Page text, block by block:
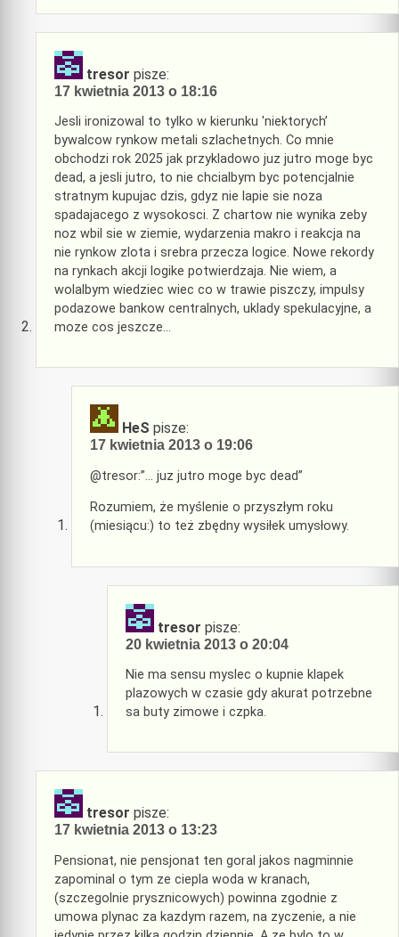
tresor pisze:
17 kwietnia 2013 o 18:16
Jesli ironizowal to tylko w kierunku 'niektorych’
bywalcow rynkow metali szlachetnych. Co mnie
obchodzi rok 2025 jak przykladowo juz jutro moge byc
dead, a jesli jutro, to nie chcialbym byc potencjalnie
stratnym kupujac dzis, gdyz nie lapie sie noza
spadajacego z wysokosci. Z chartow nie wynika zeby
noz wbil sie w ziemie, wydarzenia makro i reakcja na
nie rynkow zlota i srebra przecza logice. Nowe rekordy
na rynkach akcji logike potwierdzaja. Nie wiem, a
wolalbym wiedziec wiec co w trawie piszczy, impulsy
podazowe bankow centralnych, uklady spekulacyjne, a
moze cos jeszcze…
HeS pisze:
17 kwietnia 2013 o 19:06
@tresor:”… juz jutro moge byc dead”
Rozumiem, że myślenie o przyszłym roku
(miesiącu:) to też zbędny wysiłek umysłowy.
tresor pisze:
20 kwietnia 2013 o 20:04
Nie ma sensu myslec o kupnie klapek
plazowych w czasie gdy akurat potrzebne
sa buty zimowe i czpka.
tresor pisze:
17 kwietnia 2013 o 13:23
Pensionat, nie pensjonat ten goral jakos nagminnie
zapominal o tym ze ciepla woda w kranach,
(szczegolnie prysznicowych) powinna zgodnie z
umowa plynac za kazdym razem, na zyczenie, a nie